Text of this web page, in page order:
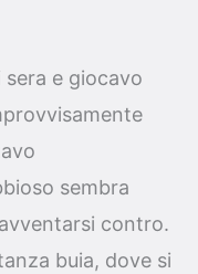
e giocavo
sembra
contro.
buia, dove si